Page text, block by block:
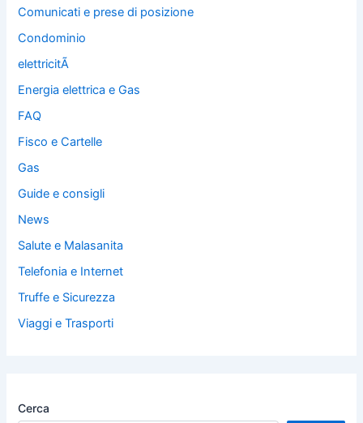
Comunicati e prese di posizione
Condominio
elettricitÃ
Energia elettrica e Gas
FAQ
Fisco e Cartelle
Gas
Guide e consigli
News
Salute e Malasanita
Telefonia e Internet
Truffe e Sicurezza
Viaggi e Trasporti
Cerca